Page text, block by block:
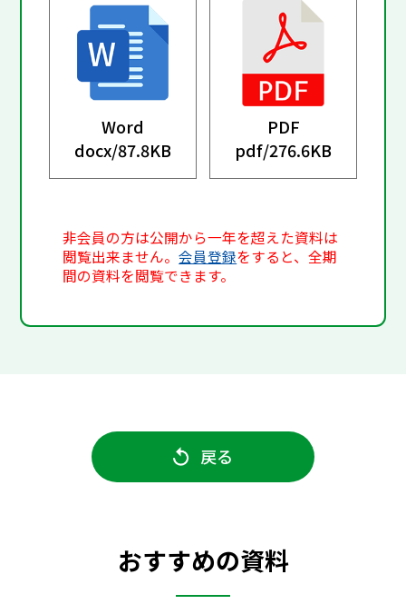
Word
docx/87.8KB
PDF
pdf/276.6KB
非会員の方は公開から一年を超えた資料は
閲覧出来ません。会員登録をすると、全期
間の資料を閲覧できます。
戻る
おすすめの資料